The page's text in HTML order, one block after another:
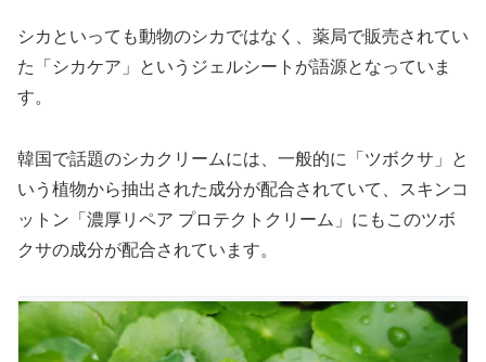
シカといっても動物のシカではなく、薬局で販売されてい
た「シカケア」というジェルシートが語源となっていま
す。
韓国で話題のシカクリームには、一般的に「ツボクサ」と
いう植物から抽出された成分が配合されていて、スキンコ
ットン「濃厚リペア プロテクトクリーム」にもこのツボ
クサの成分が配合されています。